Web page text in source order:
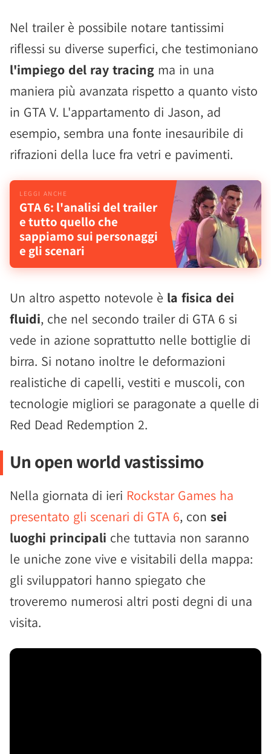
Nel trailer è possibile notare tantissimi
riflessi su diverse superfici, che testimoniano
l'impiego del ray tracing ma in una
maniera più avanzata rispetto a quanto visto
in GTA V. L'appartamento di Jason, ad
esempio, sembra una fonte inesauribile di
rifrazioni della luce fra vetri e pavimenti.
GTA 6: l'analisi del trailer
e tutto quello che
sappiamo sui personaggi
e gli scenari
Un altro aspetto notevole è la fisica dei
fluidi, che nel secondo trailer di GTA 6 si
vede in azione soprattutto nelle bottiglie di
birra. Si notano inoltre le deformazioni
realistiche di capelli, vestiti e muscoli, con
tecnologie migliori se paragonate a quelle di
Red Dead Redemption 2.
Un open world vastissimo
Nella giornata di ieri Rockstar Games ha
presentato gli scenari di GTA 6, con sei
luoghi principali che tuttavia non saranno
le uniche zone vive e visitabili della mappa:
gli sviluppatori hanno spiegato che
troveremo numerosi altri posti degni di una
visita.